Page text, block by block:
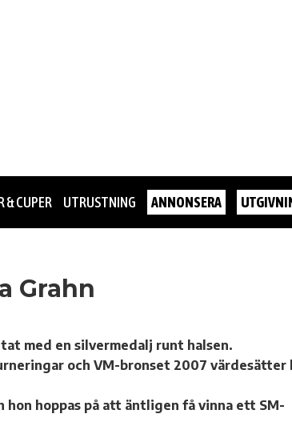
& CUPER UTRUSTNING ANNONSERA
Grahn
med en silvermedalj runt halsen.
och VM-bronset 2007 värdesätter
hon hoppas på att äntligen få vinna ett SM-